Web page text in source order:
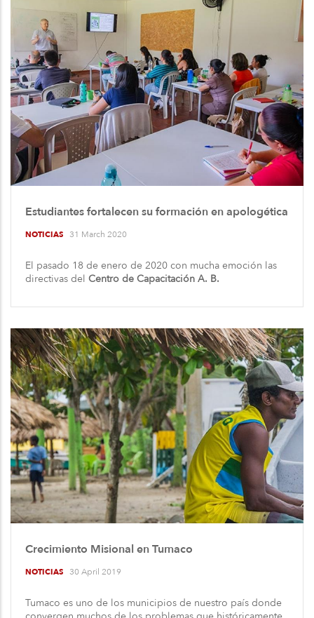
Estudiantes fortalecen su formación en apologética
NOTICIAS 31 March 2020
El pasado 18 de enero de 2020 con mucha emoción las
directivas del Centro de Capacitación A. B.
Crecimiento Misional en Tumaco
NOTICIAS 30 April 2019
Tumaco es uno de los municipios de nuestro país donde